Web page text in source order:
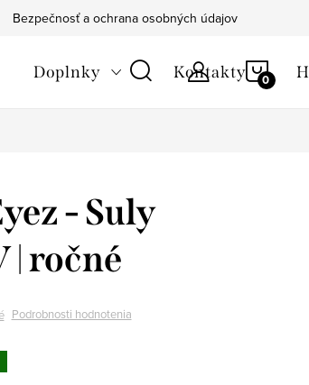
Bezpečnosť a ochrana osobných údajov
Doplnky Kontakty
- Suly
| ročné
Podrobnosti hodnotenia